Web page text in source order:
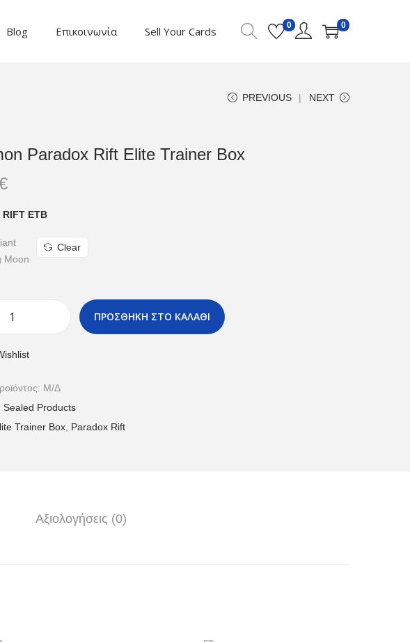
Blog Επικοινωνία Sell Your Cards 0 0
PREVIOUS NEXT
Paradox Rift Elite Trainer Box
RIFT ETB
Moon
Clear
ΠΡΟΣΘΉΚΗ ΣΤΟ ΚΑΛΆΘΙ
Μ/Δ
Sealed Products
Trainer Box Paradox Rift
Αξιολογήσεις (0)